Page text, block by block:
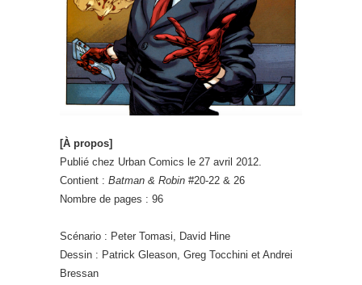
[À propos]
Publié chez Urban Comics le 27 avril 2012.
Contient : Batman & Robin #20-22 & 26
Nombre de pages : 96
Scénario : Peter Tomasi, David Hine
Dessin : Patrick Gleason, Greg Tocchini et Andrei
Bressan